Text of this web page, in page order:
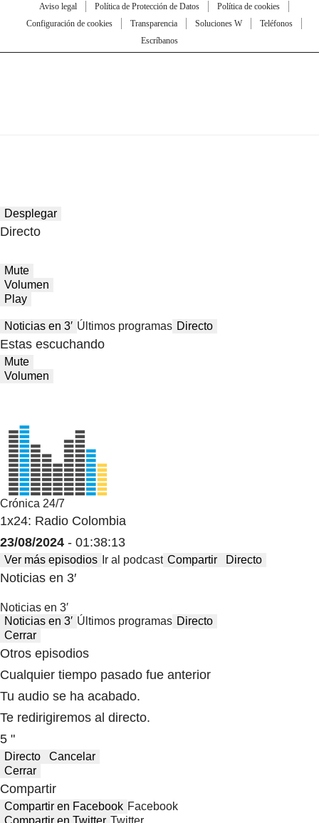
Aviso legal Política de Protección de Datos
Política de cookies
Configuración de cookies
Transparencia Soluciones W
Teléfonos
Escríbanos
Desplegar
Directo
Mute
Volumen
Play
Noticias en 3′ Últimos programas Directo
Estas escuchando
Mute
Volumen
Crónica 24/7
1x24: Radio Colombia
23/08/2024 - 01:38:13
Ver más episodios Ir al podcast Compartir Directo
Noticias en 3′
Noticias en 3′
Noticias en 3′ Últimos programas Directo
Cerrar
Otros episodios
Cualquier tiempo pasado fue anterior
Tu audio se ha acabado.
Te redirigiremos al directo.
5 "
Directo
Cancelar
Cerrar
Compartir
Compartir en Facebook Facebook